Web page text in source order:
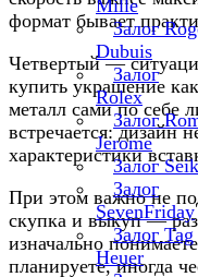
Mille
Залог
Dubuis
Залог
Rolex
Залог
Jerome
Залог
Залог
SevenFriday
Залог Tag
Heuer
формат бывает
Четвертый —
купить украшение
металл сами по себе
встречается: дизайн
характеристики
При этом важно не
скупка и выкуп —
изначально
планируете, иногда